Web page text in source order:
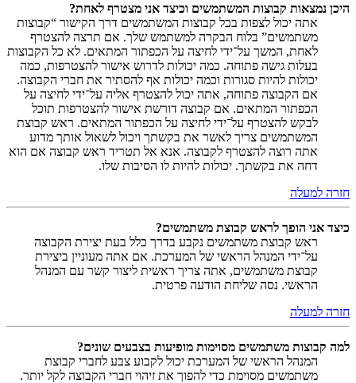
היכן נמצאות קבוצות המשתמשים וכיצד אני מצטרף לאחת?
אתה יכול לצפות בכל קבוצות המשתמשים דרך הקישור “קבוצות
משתמשים” בלוח הבקרה למשתמש שלך. אם תרצה להצטרף
לאחת, המשך על־ידי לחיצה על הכפתור המתאים. לא כל הקבוצות
בעלות גישה פתוחה. כמה יכולות לדרוש אישור להצטרפות, כמה
יכולות להיות סגורות וכמה יכולות אף להסתיר את חברי הקבוצה.
אם הקבוצה פתוחה, אתה יכול להצטרף אליה על־ידי לחיצה על
הכפתור המתאים. אם קבוצה דורשת אישור להצטרפות תוכל
לבקש להצטרף על־ידי לחיצה על הכפתור המתאים. ראש קבוצת
המשתמשים צריך לאשר את בקשתך ויכול לשאול אותך מדוע
אתה רוצה להצטרף לקבוצה. אנא אל תטריד ראש קבוצה אם הוא
דחה את בקשתך. יכולות להיות לו הסיבות שלו.
חזרה למעלה
כיצד אני הופך לראש קבוצת משתמשים?
ראש קבוצת משתמשים נקבע בדרך כלל בעת יצירת הקבוצה
על־ידי המנהל הראשי של המערכת. אם אתה מעוניין ביצירת
קבוצת משתמשים, אתה צריך ראשית ליצור קשר עם המנהל
הראשי. נסה שליחת הודעה פרטית.
חזרה למעלה
למה קבוצות משתמשים מסוימות מופיעות בצבעים שונים?
המנהל הראשי של המערכת יכול לקבוע צבע לחברי קבוצת
משתמשים מסוימת כדי להפוך את זיהוי חברי הקבוצה לקל יותר.